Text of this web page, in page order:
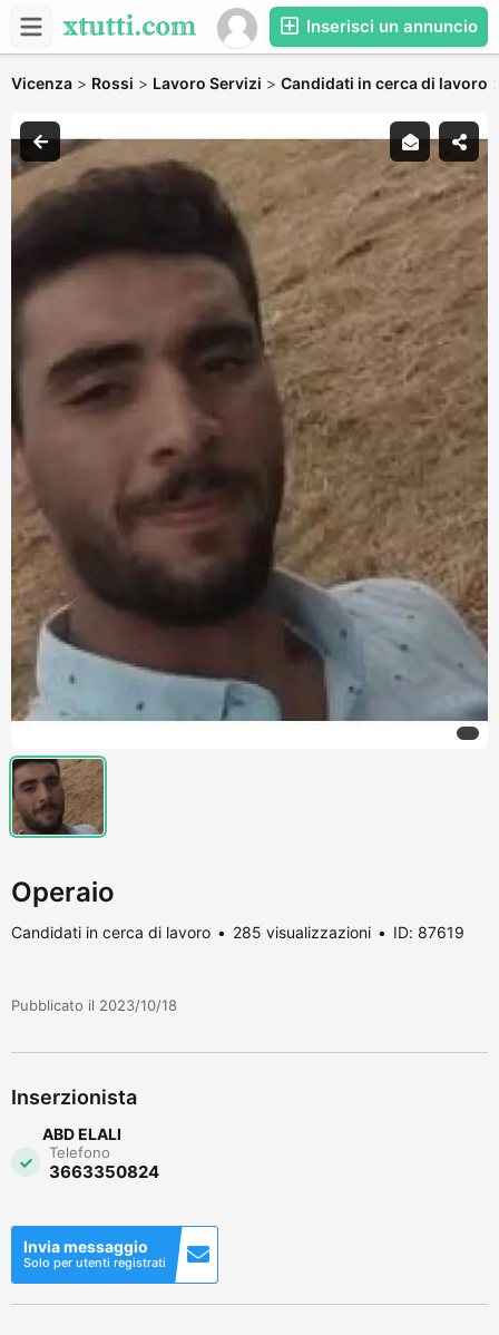
Inserisci un annuncio
Vicenza > Rossi > Lavoro Servizi > Candidati in cerca di lavoro
Operaio
Candidati in cerca di lavoro 285 visualizzazioni ID: 87619
Pubblicato il 2023/10/18
Inserzionista
ABD ELALI
Telefono
3663350824
Invia messaggio
Solo per utenti registrati